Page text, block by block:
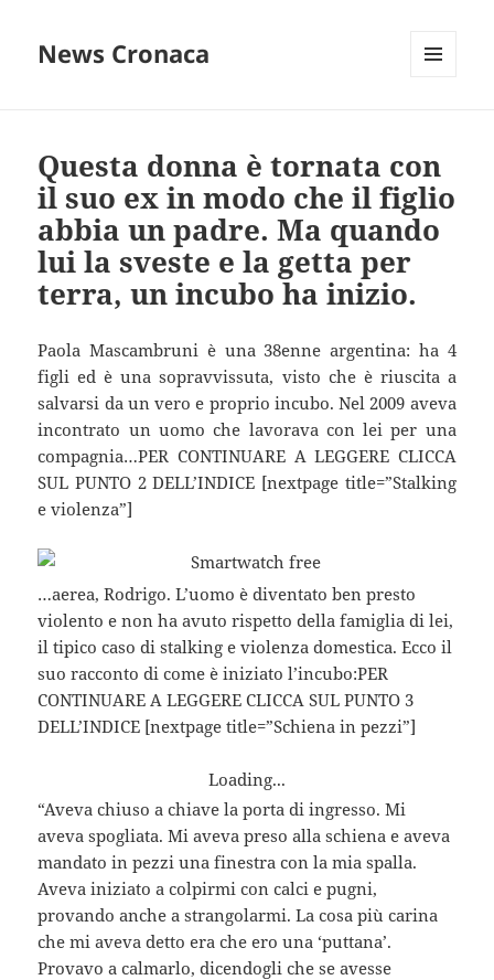
News Cronaca
Questa donna è tornata con
il suo ex in modo che il figlio
abbia un padre. Ma quando
lui la sveste e la getta per
terra, un incubo ha inizio.
Paola Mascambruni è una 38enne argentina: ha 4
figli ed è una sopravvissuta, visto che è riuscita a
salvarsi da un vero e proprio incubo. Nel 2009 aveva
incontrato un uomo che lavorava con lei per una
compagnia…PER CONTINUARE A LEGGERE CLICCA
SUL PUNTO 2 DELL’INDICE [nextpage title=”Stalking
e violenza”]
…aerea, Rodrigo. L’uomo è diventato ben presto
violento e non ha avuto rispetto della famiglia di lei,
il tipico caso di stalking e violenza domestica. Ecco il
suo racconto di come è iniziato l’incubo:PER
CONTINUARE A LEGGERE CLICCA SUL PUNTO 3
DELL’INDICE [nextpage title=”Schiena in pezzi”]
Loading...
“Aveva chiuso a chiave la porta di ingresso. Mi
aveva spogliata. Mi aveva preso alla schiena e aveva
mandato in pezzi una finestra con la mia spalla.
Aveva iniziato a colpirmi con calci e pugni,
provando anche a strangolarmi. La cosa più carina
che mi aveva detto era che ero una ‘puttana’.
Provavo a calmarlo, dicendogli che se avesse